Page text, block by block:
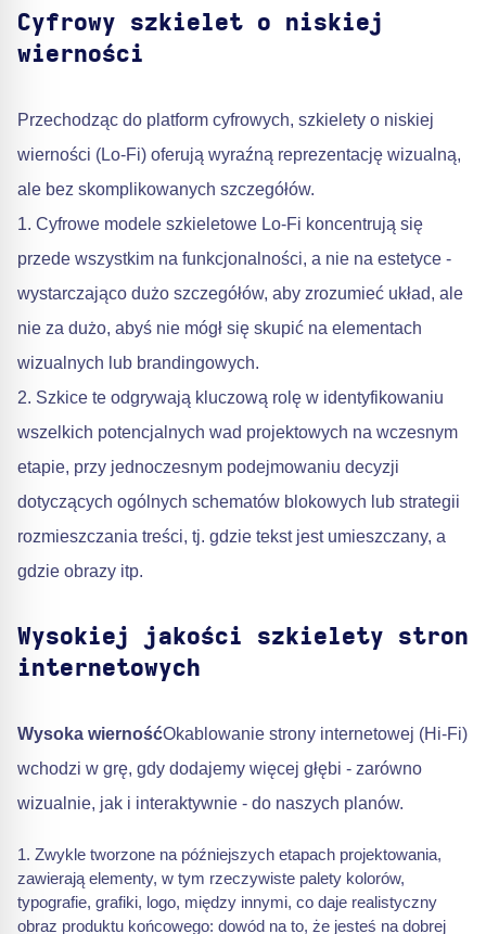
Cyfrowy szkielet o niskiej
wierności
Przechodząc do platform cyfrowych, szkielety o niskiej
wierności (Lo-Fi) oferują wyraźną reprezentację wizualną,
ale bez skomplikowanych szczegółów.
1. Cyfrowe modele szkieletowe Lo-Fi koncentrują się
przede wszystkim na funkcjonalności, a nie na estetyce -
wystarczająco dużo szczegółów, aby zrozumieć układ, ale
nie za dużo, abyś nie mógł się skupić na elementach
wizualnych lub brandingowych.
2. Szkice te odgrywają kluczową rolę w identyfikowaniu
wszelkich potencjalnych wad projektowych na wczesnym
etapie, przy jednoczesnym podejmowaniu decyzji
dotyczących ogólnych schematów blokowych lub strategii
rozmieszczania treści, tj. gdzie tekst jest umieszczany, a
gdzie obrazy itp.
Wysokiej jakości szkielety stron
internetowych
Wysoka wiernośćOkablowanie strony internetowej (Hi-Fi)
wchodzi w grę, gdy dodajemy więcej głębi - zarówno
wizualnie, jak i interaktywnie - do naszych planów.
Zwykle tworzone na późniejszych etapach projektowania,
zawierają elementy, w tym rzeczywiste palety kolorów,
typografie, grafiki, logo, między innymi, co daje realistyczny
obraz produktu końcowego: dowód na to, że jesteś na dobrej